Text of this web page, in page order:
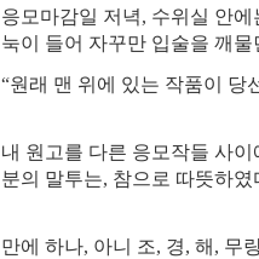
응모마감일 저녁, 수위실 안
눅이 들어 자꾸만 입술을 깨
“원래 맨 위에 있는 작품이 당
내 원고를 다른 응모작들 사
분의 말투는, 참으로 따뜻하
만에 하나, 아니 조, 경, 해, 무